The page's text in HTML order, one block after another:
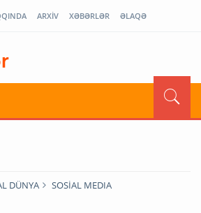
ARXİV XƏBƏRLƏR ƏLAQƏ
DÜNYA SOSİAL MEDIA